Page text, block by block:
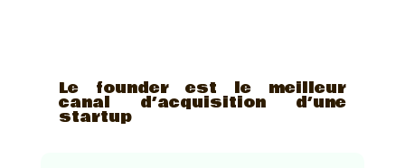
Le founder est le meilleur
canal d’acquisition d’une
startup